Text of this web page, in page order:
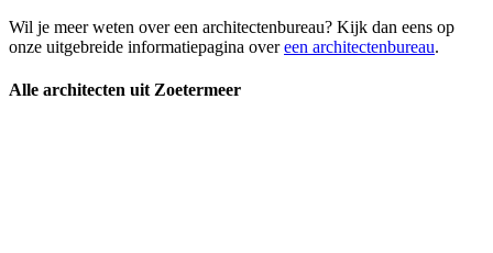
Wil je meer weten over een architectenbureau? Kijk dan eens op
onze uitgebreide informatiepagina overeen architectenbureau.
Alle architecten uit Zoetermeer